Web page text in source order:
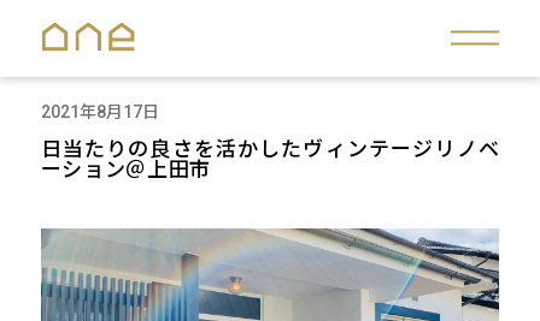
2021年8月17日
日当たりの良さを活かしたヴィンテージリノベ
ーション＠上田市